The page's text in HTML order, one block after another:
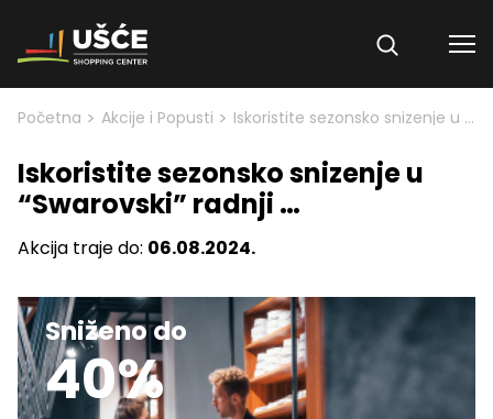
Skip to content
Početna > Akcije i Popusti > Iskoristite sezonsko snizenje u “Swarovski” radnji …
Iskoristite sezonsko snizenje u
“Swarovski” radnji …
Akcija traje do: 06.08.2024.
Sniženo do
40%